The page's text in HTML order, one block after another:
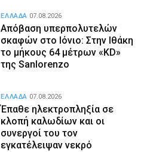
Απόβαση υπερπολυτελών
σκαφών στο Ιόνιο: Στην Ιθάκη
το μήκους 64 μέτρων «KD»
της Sanlorenzo
ΕΛΛΑΔΑ 07.08.2026
Έπαθε ηλεκτροπληξία σε
κλοπή καλωδίων και οι
συνεργοί του τον
εγκατέλειψαν νεκρό
ΕΛΛΑΔΑ 07.08.2026